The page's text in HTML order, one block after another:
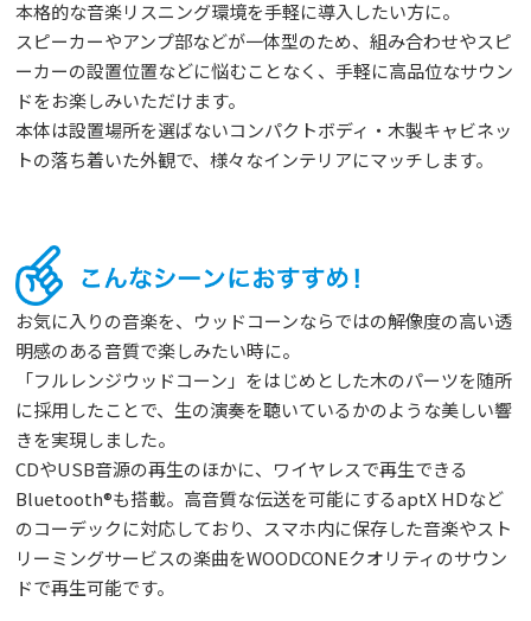
本格的な音楽リスニング環境を手軽に導入したい方に。
スピーカーやアンプ部などが一体型のため、組み合わせやスピ
ーカーの設置位置などに悩むことなく、手軽に高品位なサウン
ドをお楽しみいただけます。
本体は設置場所を選ばないコンパクトボディ・木製キャビネッ
トの落ち着いた外観で、様々なインテリアにマッチします。
お気に入りの音楽を、ウッドコーンならではの解像度の高い透
明感のある音質で楽しみたい時に。
「フルレンジウッドコーン」をはじめとした木のパーツを随所
に採用したことで、生の演奏を聴いているかのような美しい響
きを実現しました。
CDやUSB音源の再生のほかに、ワイヤレスで再生できる
Bluetooth®も搭載。高音質な伝送を可能にするaptX HDなど
のコーデックに対応しており、スマホ内に保存した音楽やスト
リーミングサービスの楽曲をWOODCONEクオリティのサウン
ドで再生可能です。